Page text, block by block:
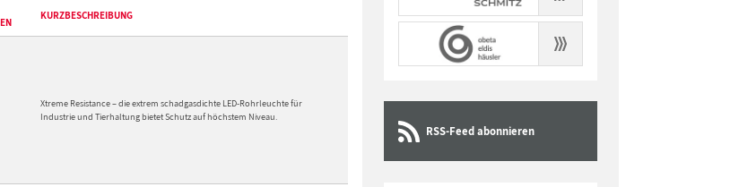
KURZBESCHREIBUNG
Xtreme Resistance – die extrem schadgasdichte LED-Rohrleuchte für
Industrie und Tierhaltung bietet Schutz auf höchstem Niveau.
RSS-Feed abonnieren